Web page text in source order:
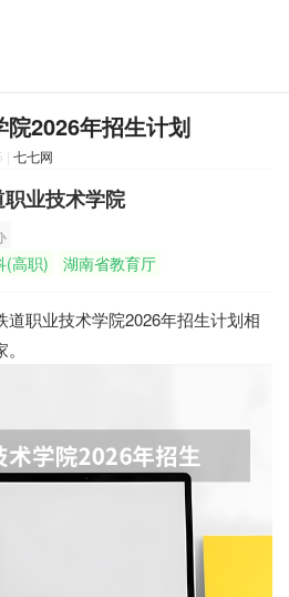
2026年招生计划
| 七七网
业技术学院
(高职) 湖南省教育厅
职业技术学院2026年招生计划相